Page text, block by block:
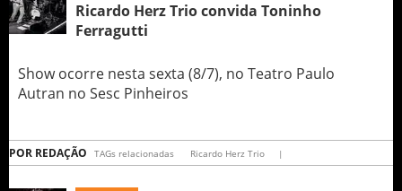
Ricardo Herz Trio convida Toninho
Ferragutti
Show ocorre nesta sexta (8/7), no Teatro Paulo
Autran no Sesc Pinheiros
POR REDAÇÃO TAGs relacionadas Ricardo Herz Trio |